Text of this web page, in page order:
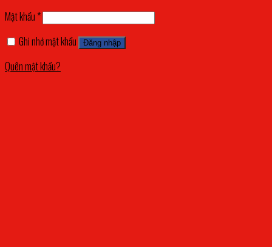
Mật khẩu *
Ghi nhớ mật khẩu
Đăng nhập
Quên mật khẩu?